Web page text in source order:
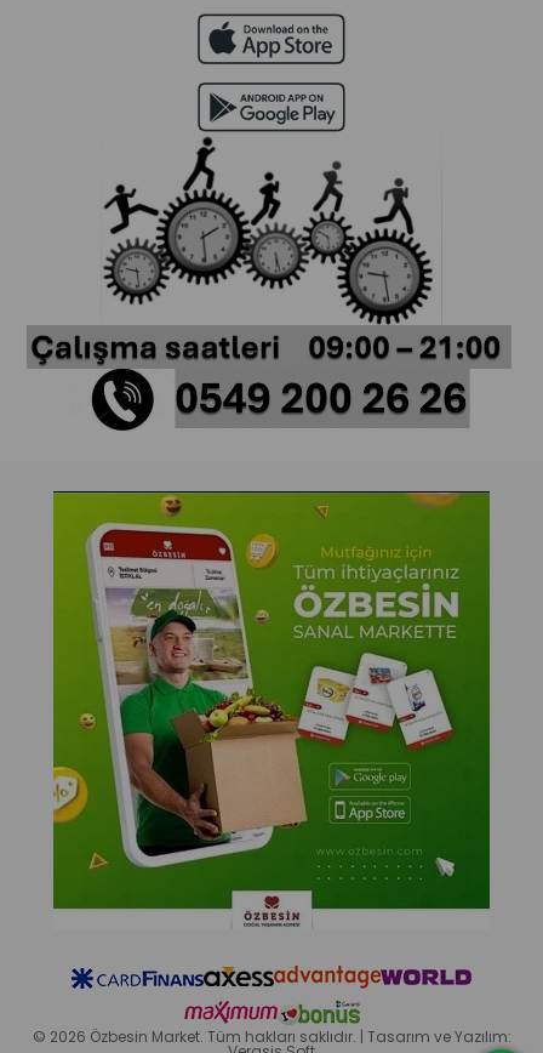
© 2026 Özbesin Market. Tüm hakları saklıdır. | Tasarım ve Yazılım: